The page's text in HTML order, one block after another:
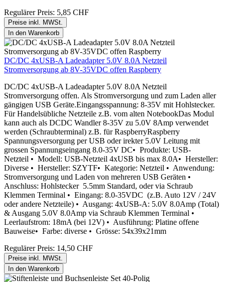
Regulärer Preis: 5,85 CHF
Preise inkl. MWSt.
In den Warenkorb
DC/DC 4xUSB-A Ladeadapter 5.0V 8.0A Netzteil
Stromversorgung ab 8V-35VDC offen Raspberry
DC/DC 4xUSB-A Ladeadapter 5.0V 8.0A Netzteil
Stromversorgung offen. Als Stromversorgung und zum Laden aller
gängigen USB Geräte.Eingangsspannung: 8-35V mit Hohlstecker.
Für Handelsübliche Netzteile z.B. vom alten NotebookDas Modul
kann auch als DCDC Wandler 8-35V zu 5.0V 8Amp verwendet
werden (Schraubterminal) z.B. für RaspberryRaspberry
Spannungsversorgung per USB oder irekter 5.0V Leitung mit
grossen Spannungseingang 8.0-35V DC• Produkte: USB-
Netzteil • Modell: USB-Netzteil 4xUSB bis max 8.0A• Hersteller:
Diverse • Hersteller: SZYTF• Kategorie: Netzteil • Anwendung:
Stromversorgung und Laden von mehreren USB Geräten •
Anschluss: Hohlstecker 5.5mm Standard, oder via Schraub
Klemmen Terminal • Eingang: 8.0-35VDC (z.B. Auto 12V / 24V
oder andere Netzteile) • Ausgang: 4xUSB-A: 5.0V 8.0Amp (Total)
& Ausgang 5.0V 8.0Amp via Schraub Klemmen Terminal •
Leerlaufstrom: 18mA (bei 12V) • Ausführung: Platine offene
Bauweise• Farbe: diverse • Grösse: 54x39x21mm
Regulärer Preis: 14,50 CHF
Preise inkl. MWSt.
In den Warenkorb